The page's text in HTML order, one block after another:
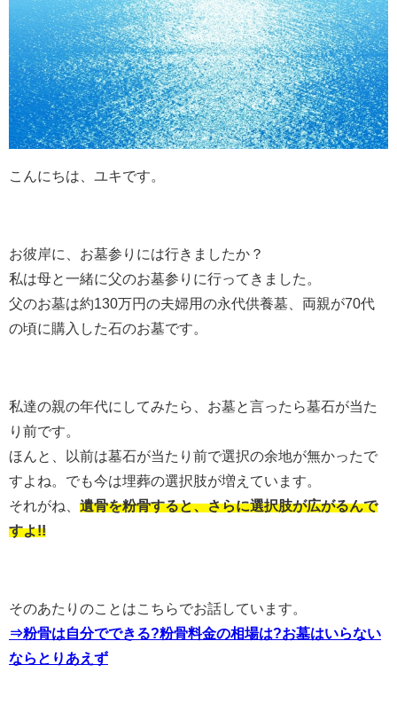
こんにちは、ユキです。
お彼岸に、お墓参りには行きましたか？
私は母と一緒に父のお墓参りに行ってきました。
父のお墓は約130万円の夫婦用の永代供養墓、両親が70代
の頃に購入した石のお墓です。
私達の親の年代にしてみたら、お墓と言ったら墓石が当た
り前です。
ほんと、以前は墓石が当たり前で選択の余地が無かったで
すよね。でも今は埋葬の選択肢が増えています。
それがね、 遺骨を粉骨すると、さらに選択肢が広がるんで
すよ!!
そのあたりのことはこちらでお話しています。
⇒粉骨は自分でできる?粉骨料金の相場は?お墓はいらない
ならとりあえず